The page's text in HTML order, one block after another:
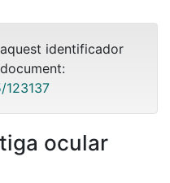
identificador
ocular